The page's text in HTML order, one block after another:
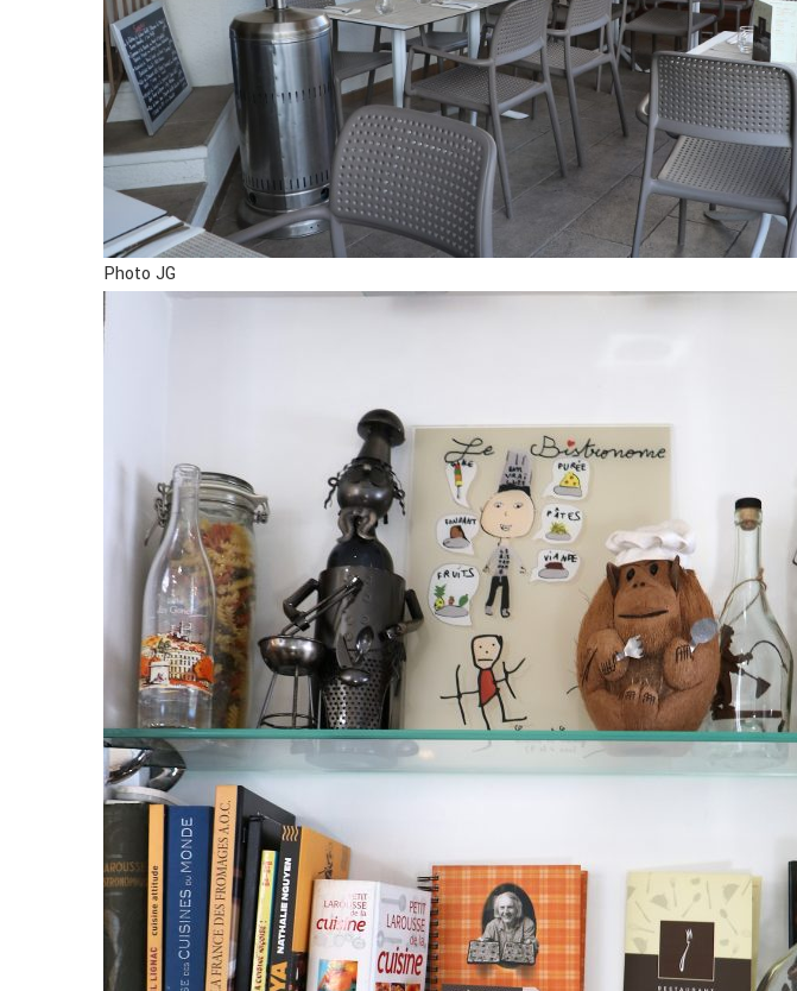
Photo JG